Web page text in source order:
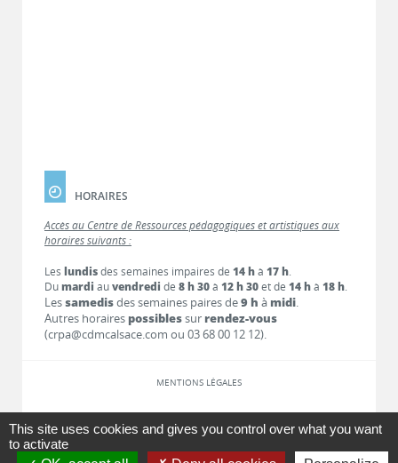
HORAIRES
Accès au Centre de Ressources pédagogiques et artistiques aux
horaires suivants :
Les lundisdes semaines impaires de 14 hà 17 h.
Dumardi auvendredi de 8 h 30à 12 h 30et de 14 hà 18 h.
Lessamedisdes semaines paires de9 h à midi.
Autres horaires possiblessur rendez-vous
(crpa@cdmcalsace.com ou 03 68 00 12 12).
MENTIONS LÉGALES
LIENS
This site uses cookies and gives you control over what you want
to activate